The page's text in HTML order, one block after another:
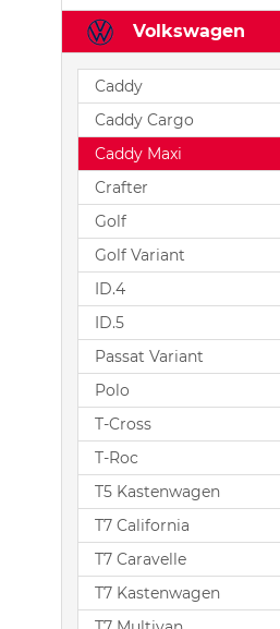
Volkswagen
Caddy
Caddy Cargo
Caddy Maxi
Crafter
Golf
Golf Variant
ID.4
ID.5
Passat Variant
Polo
T-Cross
T-Roc
T5 Kastenwagen
T7 California
T7 Caravelle
T7 Kastenwagen